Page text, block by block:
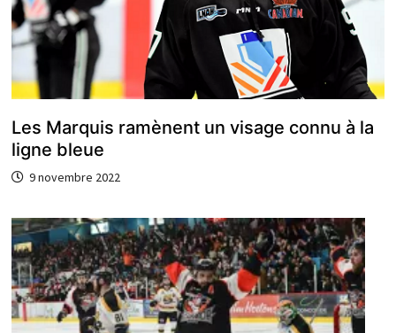
Les Marquis ramènent un visage connu à la
ligne bleue
9 novembre 2022